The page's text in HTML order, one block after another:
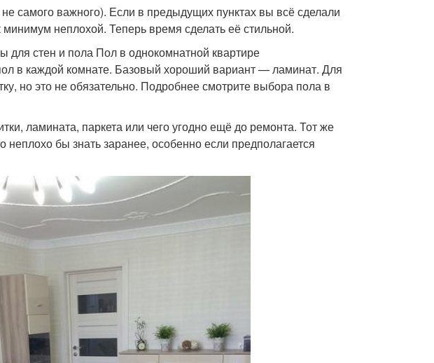
самого важного). Если в предыдущих пунктах вы всё сделали
неплохой. Теперь время сделать её стильной.
стен и пола Пол в однокомнатной квартире
в каждой комнате. Базовый хороший вариант — ламинат. Для
но это не обязательно. Подробнее смотрите выбора пола в
ламината, паркета или чего угодно ещё до ремонта. Тот же
бы знать заранее, особенно если предполагается